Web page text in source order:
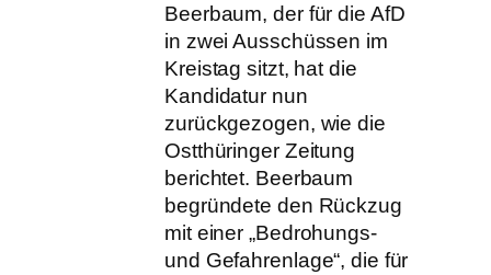
Beerbaum, der für die AfD
in zwei Ausschüssen im
Kreistag sitzt, hat die
Kandidatur nun
zurückgezogen, wie die
Ostthüringer Zeitung
berichtet. Beerbaum
begründete den Rückzug
mit einer „Bedrohungs-
und Gefahrenlage“, die für